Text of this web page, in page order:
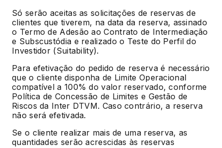
Só serão aceitas as solicitações de reservas de
clientes que tiverem, na data da reserva, assinado
o Termo de Adesão ao Contrato de Intermediação
e Subscustódia e realizado o Teste do Perfil do
Investidor (Suitability).
Para efetivação do pedido de reserva é necessário
que o cliente disponha de Limite Operacional
compatível a 100% do valor reservado, conforme
Política de Concessão de Limites e Gestão de
Riscos da Inter DTVM. Caso contrário, a reserva
não será efetivada.
Se o cliente realizar mais de uma reserva, as
quantidades serão acrescidas às reservas